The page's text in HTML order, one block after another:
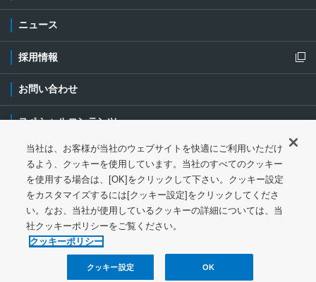
ニュース
採用情報
新規ウィンドウを開きます
お問い合わせ
スペシャルコンテンツ
ご利用条件・ご注意 プライバシーポリシー
ソーシャルメディアポリシー クッキーポリシー
特定個人情報等の基本方針 ウェブアクセシビリティ対応
サイトマップ
© 1997-2026 NGK Corporation
当社は、お客様が当社のウェブサイトを快適にご利用いただけ
るよう、クッキーを使用しています。当社のすべてのクッキー
を使用する場合は、[OK]をクリックして下さい。クッキー設定
をカスタマイズするには[クッキー設定]をクリックしてくださ
い。なお、当社が使用しているクッキーの詳細については、当
社クッキーポリシーをご覧ください。
クッキーポリシー
クッキー設定 OK